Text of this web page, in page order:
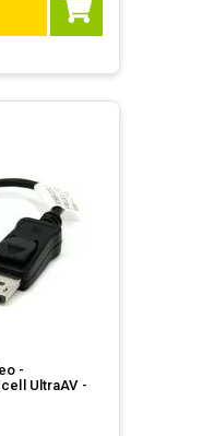
-
UltraAV -